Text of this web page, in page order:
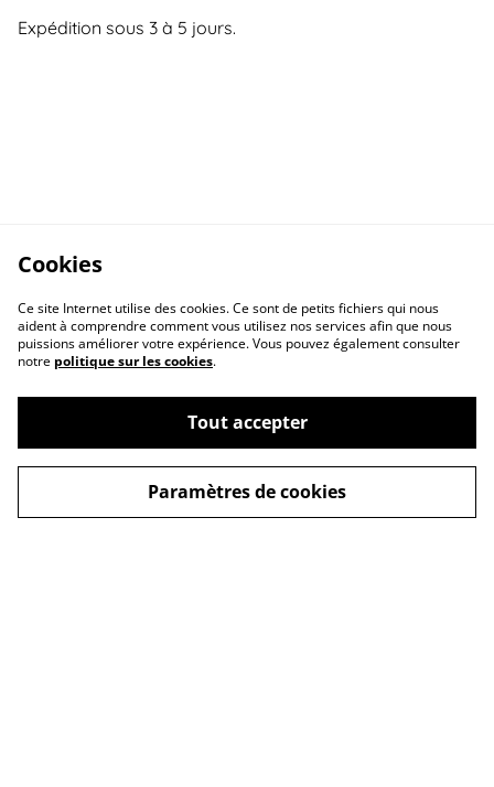
Expédition sous 3 à 5 jours.
Conditions Nous trouver
Cookies
Ce site Internet utilise des cookies. Ce sont de petits fichiers qui nous
aident à comprendre comment vous utilisez nos services afin que nous
puissions améliorer votre expérience. Vous pouvez également consulter
notre politique sur les cookies.
Tout accepter
Paramètres de cookies